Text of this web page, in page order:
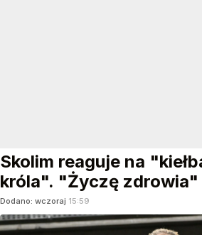
Skolim reaguje na
króla". "Życzę zdrowia"
Dodano: wczoraj 15:59